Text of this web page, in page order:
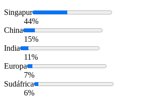
Singapur
44%
China
15%
India
11%
Europa
7%
Sudáfrica
6%